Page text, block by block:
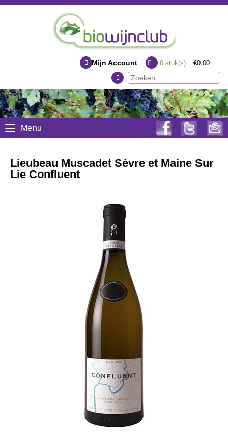
Mijn Account 0stuk(s) €0,00
Menu
Lieubeau Muscadet Sèvre et Maine Sur
Lie Confluent